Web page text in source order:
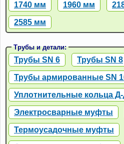
1740 мм 1960 мм
2585 мм
Трубы и детали:
Трубы SN 6 Трубы SN 8
Трубы армированные SN
Уплотнительные кольца
Электросварные муфты
Термоусадочные муфты